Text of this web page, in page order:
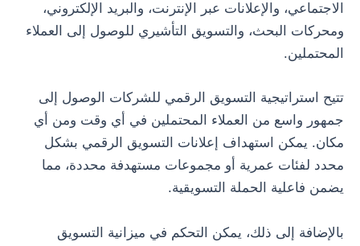
الاجتماعي، والإعلانات عبر الإنترنت، والبريد الإلكتروني،
ومحركات البحث، والتسويق التأشيري للوصول إلى العملاء
المحتملين.
تتيح استراتيجية التسويق الرقمي للشركات الوصول إلى
جمهور واسع من العملاء المحتملين في أي وقت ومن أي
مكان. يمكن استهداف إعلانات التسويق الرقمي بشكل
محدد لفئات عمرية أو مجموعات مستهدفة محددة، مما
يضمن فاعلية الحملة التسويقية.
بالإضافة إلى ذلك، يمكن التحكم في ميزانية التسويق